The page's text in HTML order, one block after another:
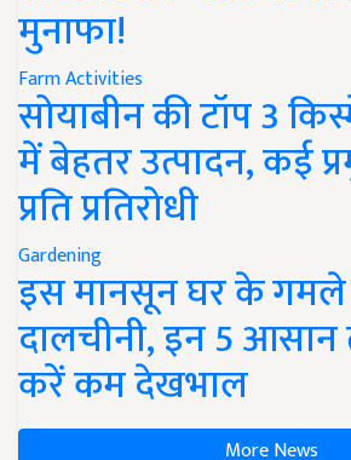
मुनाफा!
Farm Activities
सोयाबीन की टॉप 3
में बेहतर उत्पादन, कई
प्रति प्रतिरोधी
Gardening
इस मानसून घर के गमले
दालचीनी, इन 5 आसान
करें कम देखभाल
More News